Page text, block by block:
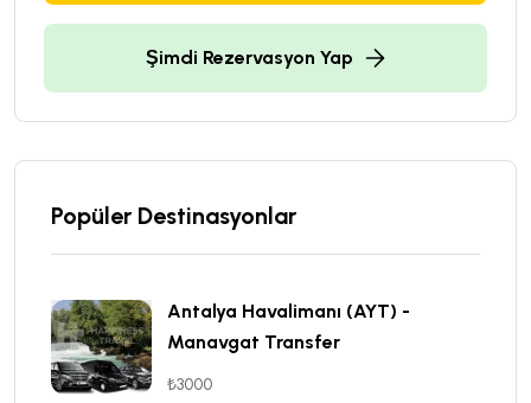
Şimdi Rezervasyon Yap
Popüler Destinasyonlar
Antalya Havalimanı (AYT) -
Manavgat Transfer
₺3000